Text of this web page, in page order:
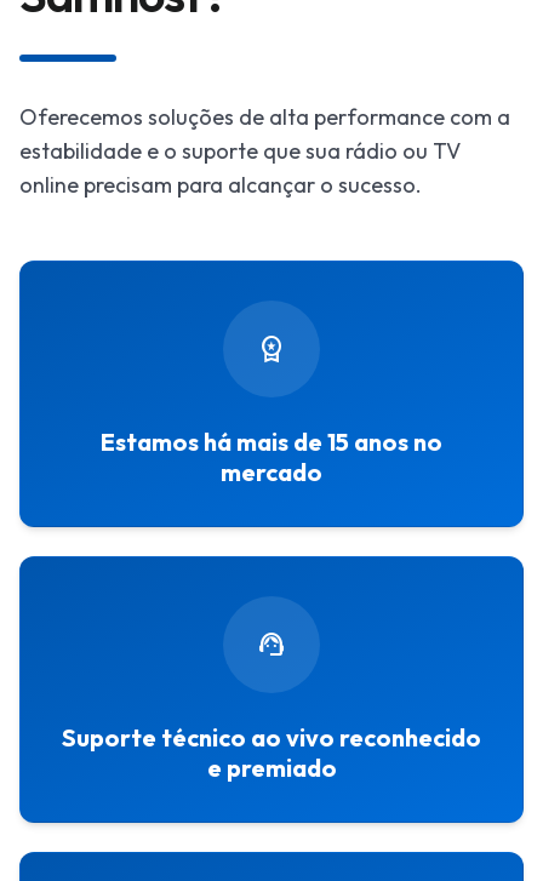
Oferecemos soluções de alta performance com a
estabilidade e o suporte que sua rádio ou TV
online precisam para alcançar o sucesso.
workspace_premium
Estamos há mais de 15 anos no
mercado
support_agent
Suporte técnico ao vivo reconhecido
e premiado